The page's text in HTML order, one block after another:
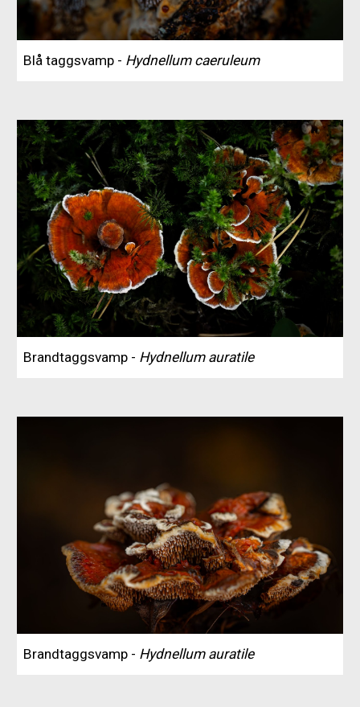
Blå taggsvamp - Hydnellum caeruleum
Brandtaggsvamp - Hydnellum auratile
Brandtaggsvamp - Hydnellum auratile